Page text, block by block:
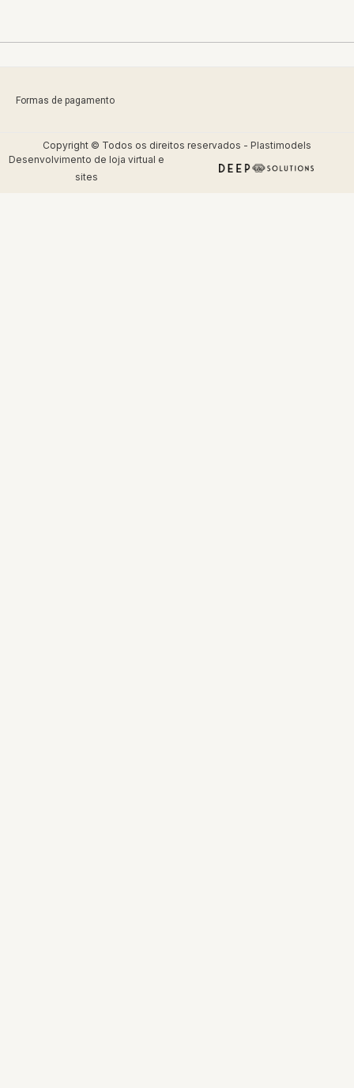
Formas de pagamento
Copyright © Todos os direitos reservados - Plastimodels
Desenvolvimento de loja virtual e
sites